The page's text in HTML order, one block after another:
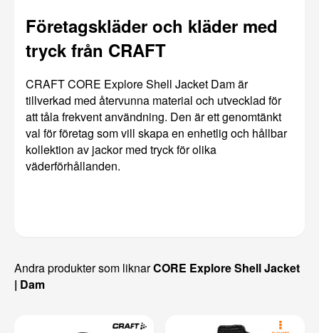
Företagskläder och kläder med
tryck från CRAFT
CRAFT CORE Explore Shell Jacket Dam är
tillverkad med återvunna material och utvecklad för
att tåla frekvent användning. Den är ett genomtänkt
val för företag som vill skapa en enhetlig och hållbar
kollektion av jackor med tryck för olika
väderförhållanden.
Andra produkter som liknarCORE Explore Shell Jacket
| Dam